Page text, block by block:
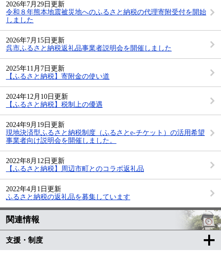
2026年7月29日更新
令和８年熊本地震被災地へのふるさと納税の代理寄附受付を開始
しました
2026年7月15日更新
呉市ふるさと納税返礼品事業者説明会を開催しました
2025年11月7日更新
【ふるさと納税】寄附金の使い道
2024年12月10日更新
【ふるさと納税】税制上の優遇
2024年9月19日更新
現地決済型ふるさと納税制度（ふるさとe-チケット）の活用希望
事業者向け説明会を開催しました。
2022年8月12日更新
【ふるさと納税】周辺市町とのコラボ返礼品
2022年4月1日更新
ふるさと納税の返礼品を募集しています
関連情報
支援・制度